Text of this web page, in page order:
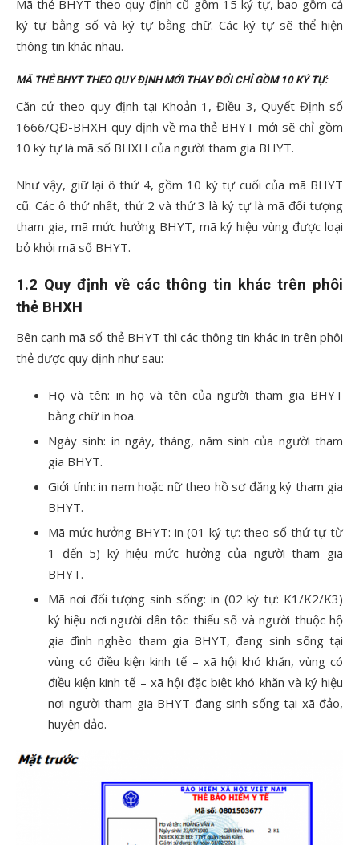
Mã thẻ BHYT theo quy định cũ gồm 15 ký tự, bao gồm cả
ký tự bằng số và ký tự bằng chữ. Các ký tự sẽ thể hiện
thông tin khác nhau.
MÃ THẺ BHYT THEO QUY ĐỊNH MỚI THAY ĐỔI CHỈ GỒM 10 KÝ TỰ:
Căn cứ theo quy định tại Khoản 1, Điều 3, Quyết Định số
1666/QĐ-BHXH quy định về mã thẻ BHYT mới sẽ chỉ gồm
10 ký tự là mã số BHXH của người tham gia BHYT.
Như vậy, giữ lại ô thứ 4, gồm 10 ký tự cuối của mã BHYT
cũ. Các ô thứ nhất, thứ 2 và thứ 3 là ký tự là mã đối tượng
tham gia, mã mức hưởng BHYT, mã ký hiệu vùng được loại
bỏ khỏi mã số BHYT.
1.2 Quy định về các thông tin khác trên phôi
thẻ BHXH
Bên cạnh mã số thẻ BHYT thì các thông tin khác in trên phôi
thẻ được quy định như sau:
Họ và tên: in họ và tên của người tham gia BHYT
bằng chữ in hoa.
Ngày sinh: in ngày, tháng, năm sinh của người tham
gia BHYT.
Giới tính: in nam hoặc nữ theo hồ sơ đăng ký tham gia
BHYT.
Mã mức hưởng BHYT: in (01 ký tự: theo số thứ tự từ
1 đến 5) ký hiệu mức hưởng của người tham gia
BHYT.
Mã nơi đối tượng sinh sống: in (02 ký tự: K1/K2/K3)
ký hiệu nơi người dân tộc thiểu số và người thuộc hộ
gia đình nghèo tham gia BHYT, đang sinh sống tại
vùng có điều kiện kinh tế – xã hội khó khăn, vùng có
điều kiện kinh tế – xã hội đặc biệt khó khăn và ký hiệu
nơi người tham gia BHYT đang sinh sống tại xã đảo,
huyện đảo.